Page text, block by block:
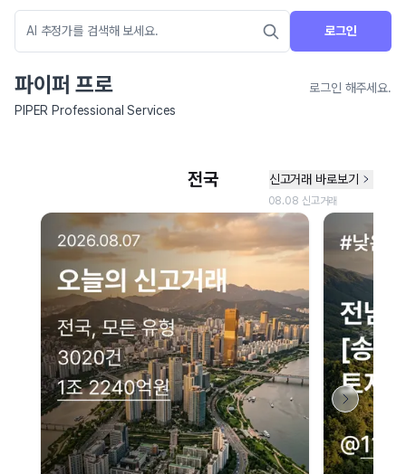
로그인
파이퍼 프로
로그인 해주세요.
PIPER Professional Services
네이버 지도 연결 안내
현재 네이버 지도 연결이 원활하지 않아 지도를 불러올 수 없습니다.
이용에 불편을 드려 죄송합니다.
다시 시도